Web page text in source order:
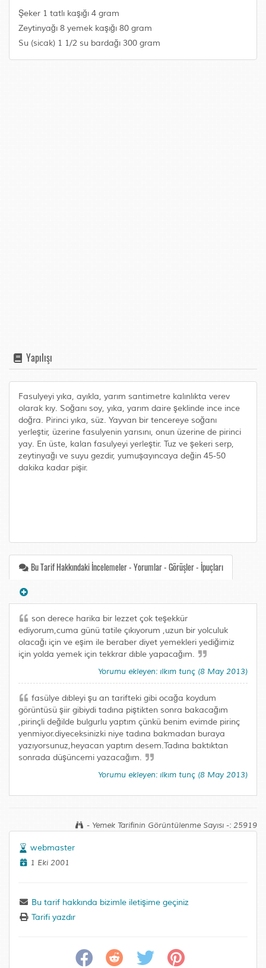
Şeker 1 tatlı kaşığı 4 gram
Zeytinyağı 8 yemek kaşığı 80 gram
Su (sicak) 1 1/2 su bardağı 300 gram
Yapılışı
Fasulyeyi yıka, ayıkla, yarım santimetre kalınlıkta verev
olarak kıy. Soğanı soy, yıka, yarım daire şeklinde ince ince
doğra. Pirinci yıka, süz. Yayvan bir tencereye soğanı
yerleştir, üzerine fasulyenin yarısını, onun üzerine de pirinci
yay. En üste, kalan fasulyeyi yerleştir. Tuz ve şekeri serp,
zeytinyağı ve suyu gezdir, yumuşayıncaya değin 45-50
dakika kadar pişir.
Bu Tarif Hakkındaki İncelemeler - Yorumlar - Görüşler - İpuçları
son derece harika bir lezzet çok teşekkür
ediyorum,cuma günü tatile çıkıyorum ,uzun bir yolculuk
olacağı için ve eşim ile beraber diyet yemekleri yediğimiz
için yolda yemek için tekkrar dıble yapacağım.
Yorumu ekleyen: ılkım tunç (8 May 2013)
fasülye dıbleyi şu an tarifteki gibi ocağa koydum
görüntüsü şiir gibiydi tadına piştikten sonra bakacağım
,pirinçli değilde bulgurlu yaptım çünkü benim evimde pirinç
yenmiyor.diyeceksinizki niye tadına bakmadan buraya
yazıyorsunuz,heyacan yaptım desem.Tadına baktıktan
sonrada düşüncemi yazacağım.
Yorumu ekleyen: ılkım tunç (8 May 2013)
- Yemek Tarifinin Görüntülenme Sayısı -: 25919
webmaster
1 Eki 2001
Bu tarif hakkında bizimle iletişime geçiniz
Tarifi yazdır